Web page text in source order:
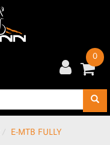
0
E-MTB FULLY